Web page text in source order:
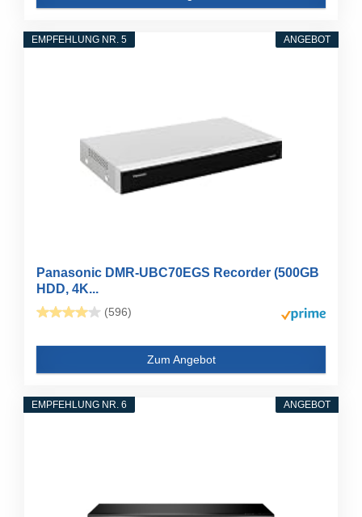
ANGEBOT
EMPFEHLUNG NR. 5
Panasonic DMR-UBC70EGS Recorder (500GB
HDD, 4K...
(596)
Zum Angebot
ANGEBOT
EMPFEHLUNG NR. 6